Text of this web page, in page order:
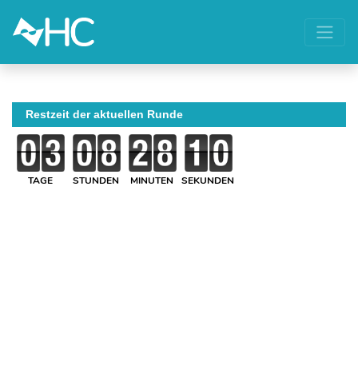
Restzeit der aktuellen Runde
TAGE STUNDEN MINUTEN SEKUNDEN